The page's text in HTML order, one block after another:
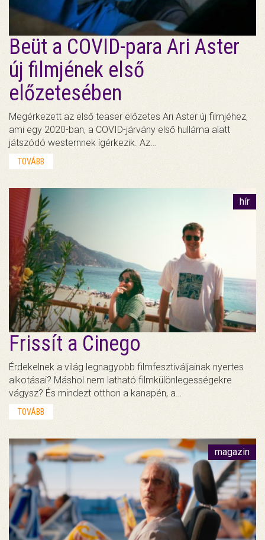
Beüt a COVID-para Ari Aster
új filmjének első
előzetesében
Megérkezett az első teaser előzetes Ari Aster új filmjéhez,
ami egy 2020-ban, a COVID-járvány első hulláma alatt
játszódó westernnek ígérkezik. Az…
TOVÁBB
hír
Frissít a Cinego
Érdekelnek a világ legnagyobb filmfesztiváljainak nyertes
alkotásai? Máshol nem latható filmkülönlegességekre
vágysz? És mindezt otthon a kanapén, a…
TOVÁBB
magazin